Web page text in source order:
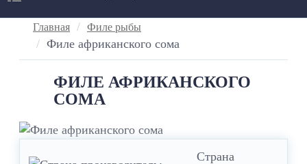
Главная Филе рыбы
Филе африканского сома
ФИЛЕ АФРИКАНСКОГО
СОМА
Страна